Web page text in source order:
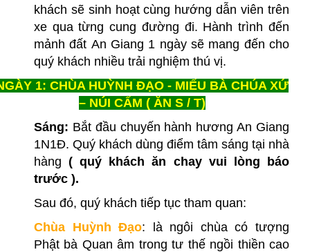
khách sẽ sinh hoạt cùng hướng dẫn viên trên
xe qua từng cung đường đi. Hành trình đến
mảnh đất An Giang 1 ngày sẽ mang đến cho
quý khách nhiều trải nghiệm thú vị.
1: CHÙA HUỲNH ĐẠO - MIẾU BÀ CHÚA XỨ
– NÚI CẤM ( ĂN S / T)
Sáng: Bắt đầu chuyến hành hương An Giang
1N1Đ. Quý khách dùng điểm tâm sáng tại nhà
hàng( quý khách ăn chay vui lòng báo
trước ).
Sau đó, quý khách tiếp tục tham quan:
Chùa Huỳnh Đạo: là ngôi chùa có tượng
Phật bà Quan âm trong tư thế ngồi thiền cao